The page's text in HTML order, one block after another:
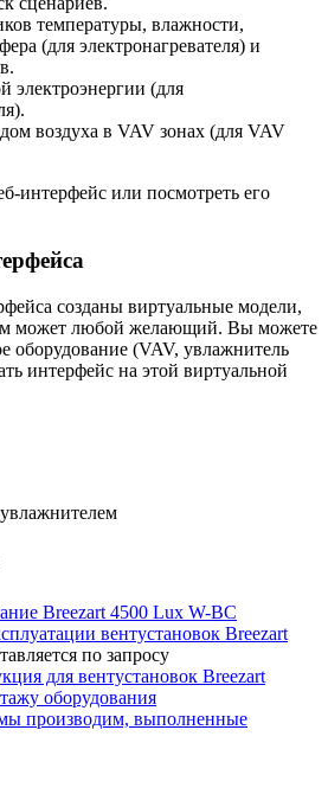
температуры, влажности,
(для электронагревателя) и
электроэнергии (для
воздуха в VAV зонах (для VAV
интерфейс или посмотреть его
созданы виртуальные модели,
может любой желающий. Вы можете
оборудование (VAV, увлажнитель
интерфейс на этой виртуальной
Breezart 4500 Lux W-BC
вентустановок Breezart
по запросу
для вентустановок Breezart
оборудования
производим, выполненные